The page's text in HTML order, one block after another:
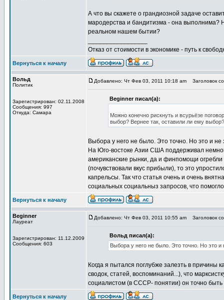
А что вы скажете о грандиозной задаче
мародерства и бандитизма - она выполнима?
реальном нашем бытии?
Отказ от стоимости в экономике - путь к
Вернуться к началу
Вольд
Политик
Зарегистрирован: 02.11.2008
Сообщения: 997
Откуда: Самара
Добавлено: Чт Фев 03, 2011 10:18 am Заголовок
Beginner писал(а):
Можно конечно рискнуть и всурьёзе
выбор? Вернее так, оставили ли ему
Выбора у него не было. Это точно. Но это и
На Юго-востоке Азии США поддерживал
американские рынки, да и финпомощи
(почувствовали вкус прибыли), то это
капрельсы. Так что статья очень и очень
социальных социальныз запросов, что
Вернуться к началу
Beginner
Лауреат
Зарегистрирован: 11.12.2009
Сообщения: 603
Добавлено: Чт Фев 03, 2011 10:55 am Заголовок
Вольд писал(а):
Выбора у него не было. Это точно. Но это
Когда я пытался поглубже залезть в причины
сводок, статей, воспоминаний...), что
социалистом (в СССР- понятии) он точно
Вернуться к началу